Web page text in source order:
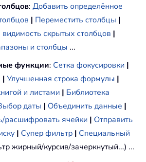
: Добавить определённое
| Переместить столбцы |
скрытых столбцов |
и столбцы ...
функции: Сетка фокусировки |
| Улучшенная строка формулы |
и листами | Библиотека
даты | Объединить данные |
расшифровать ячейки | Отправить
| Супер фильтр | Специальный
жирный/курсив/зачеркнутый...) ...